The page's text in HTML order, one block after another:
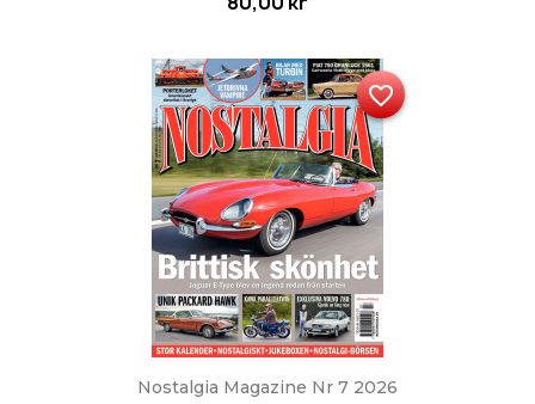
Nostalgia Magazine Nr 7 2026
favorite_border